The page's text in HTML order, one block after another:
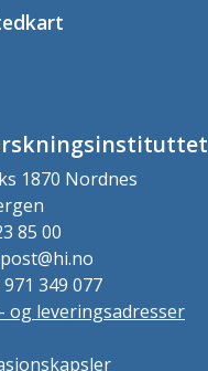
1870 Nordnes
85 00
349 077
og leveringsadresser